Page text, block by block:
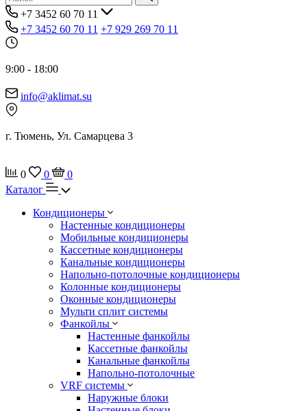
+7 3452 60 70 11
+7 3452 60 70 11 +7 929 269 70 11
9:00 - 18:00
info@aklimat.su
г. Тюмень, Ул. Самарцева 3
0 0
0
Каталог
Кондиционеры
Настенные кондиционеры
Мобильные кондиционеры
Кассетные кондиционеры
Канальные кондиционеры
Напольно-потолочные кондиционеры
Колонные кондиционеры
Оконные кондиционеры
Мульти сплит системы
Фанкойлы
Настенные фанкойлы
Кассетные фанкойлы
Канальные фанкойлы
Напольно-потолочные
VRF системы
Наружные блоки